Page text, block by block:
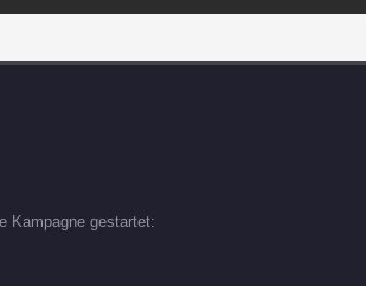
Kampagne gestartet: